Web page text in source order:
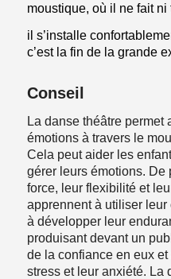
moustique, où il ne fait ni
il s’installe
c’est la fin de la grande
Conseil
La danse théâtre permet
émotions à travers le
Cela peut aider les
gérer leurs émotions.
force, leur flexibilité et
apprennent à utiliser
à développer leur
produisant devant un
de la confiance en eux
stress et leur anxiété. La